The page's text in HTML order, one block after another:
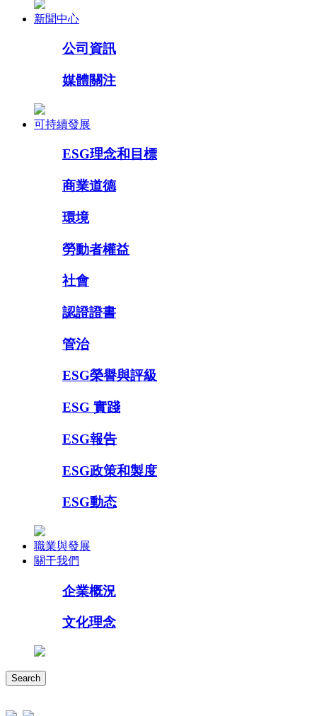
新聞中心
公司資訊
媒體關注
可持續發展
ESG理念和目標
商業道德
環境
勞動者權益
社會
認證證書
管治
ESG榮譽與評級
ESG 實踐
ESG報告
ESG政策和製度
ESG動态
職業與發展
關于我們
企業概況
文化理念
Search